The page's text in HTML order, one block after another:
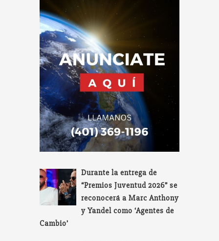
Durante la entrega de
“Premios Juventud 2026” se
reconocerá a Marc Anthony
y Yandel como ‘Agentes de
Cambio’